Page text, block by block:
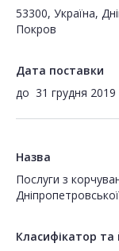
53300, Україна,
Покров
Дата поставки
до 31 грудня 2019
Назва
Послуги з
Класифікатор та